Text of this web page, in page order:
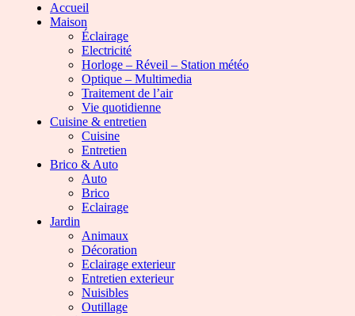
Accueil
Maison
Éclairage
Electricité
Horloge – Réveil – Station météo
Optique – Multimedia
Traitement de l’air
Vie quotidienne
Cuisine & entretien
Cuisine
Entretien
Brico & Auto
Auto
Brico
Eclairage
Jardin
Animaux
Décoration
Eclairage exterieur
Entretien exterieur
Nuisibles
Outillage